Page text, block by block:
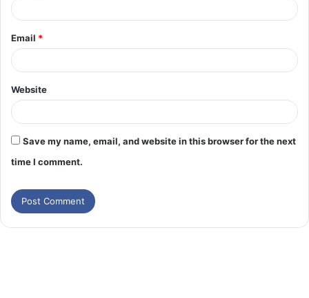
Email *
Website
Save my name, email, and website in this browser for the next
time I comment.